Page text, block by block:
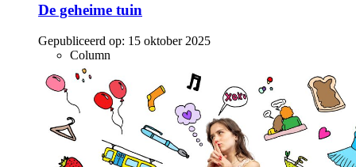
De geheime tuin
Gepubliceerd op: 15 oktober 2025
Column